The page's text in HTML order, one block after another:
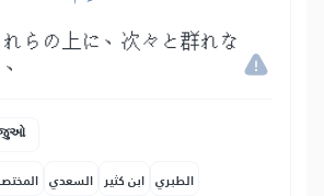
らの上に、次々と群れな
જુઓ
السعدي ابن كثير الطبري